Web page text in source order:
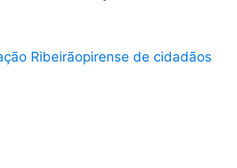
Ribeirãopirense de cidadãos